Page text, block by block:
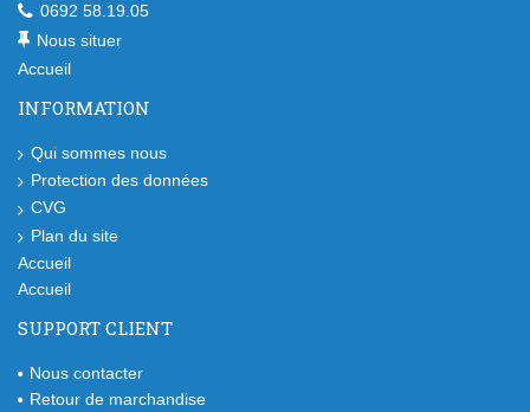
0692 58.19.05
Nous situer
Accueil
INFORMATION
Qui sommes nous
Protection des données
CVG
Plan du site
Accueil
Accueil
SUPPORT CLIENT
Nous contacter
Retour de marchandise